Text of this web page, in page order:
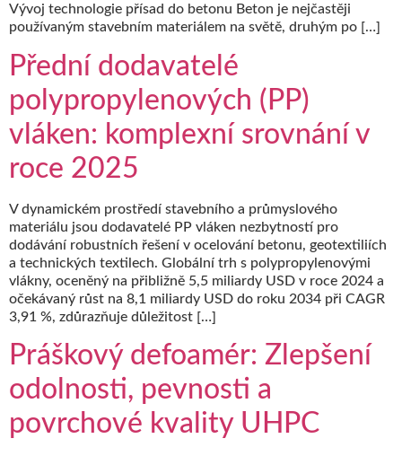
Vývoj technologie přísad do betonu Beton je nejčastěji
používaným stavebním materiálem na světě, druhým po […]
Přední dodavatelé
polypropylenových (PP)
vláken: komplexní srovnání v
roce 2025
V dynamickém prostředí stavebního a průmyslového
materiálu jsou dodavatelé PP vláken nezbytností pro
dodávání robustních řešení v ocelování betonu, geotextiliích
a technických textilech. Globální trh s polypropylenovými
vlákny, oceněný na přibližně 5,5 miliardy USD v roce 2024 a
očekávaný růst na 8,1 miliardy USD do roku 2034 při CAGR
3,91 %, zdůrazňuje důležitost […]
Práškový defoamér: Zlepšení
odolnosti, pevnosti a
povrchové kvality UHPC